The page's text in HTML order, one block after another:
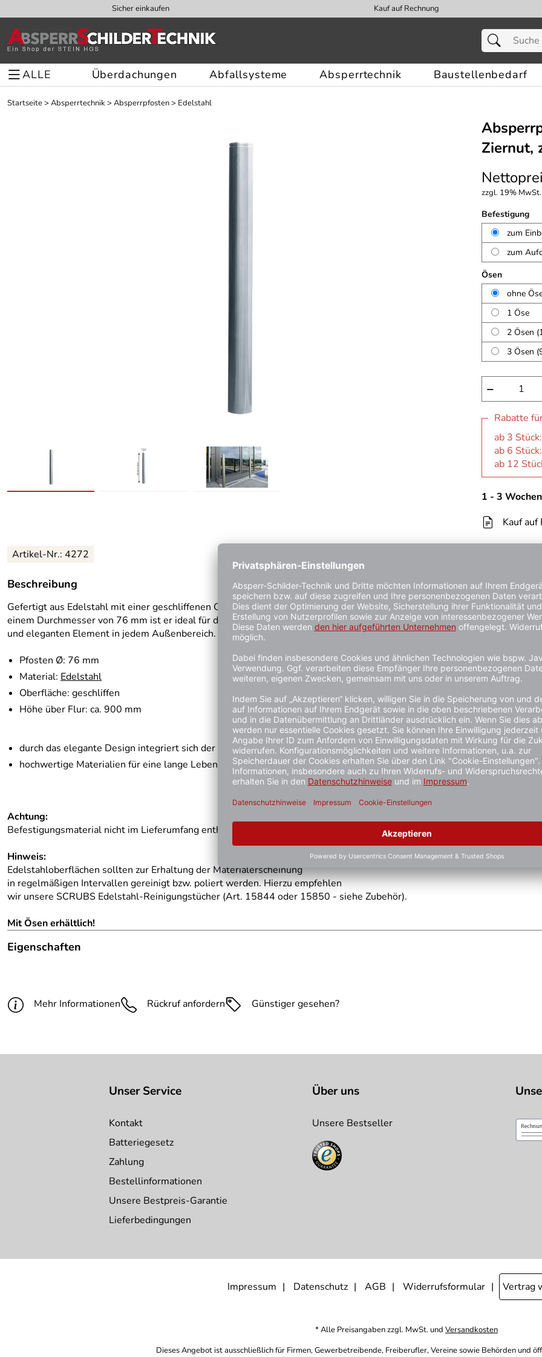
Sicher einkaufen Kauf auf Rechnung
ALLE Überdachungen Abfallsysteme Absperrtechnik Baustellenbedarf
Startseite> Absperrtechnik > Absperrpfosten> Edelstahl
Ziernut,
zzgl. 19%
Befestigung
zum
zum
Ösen
ohne
1 Öse
2 Ösen
3 Ösen
−
Rabatte
ab 3
ab 6
ab 12
1 - 3 Wochen
Kauf auf
Artikel-Nr.: 4272
Beschreibung
Gefertigt aus Edelstahl mit einer geschliffenen Oberfläche, ist dieser Pfosten nicht nur robust und langlebig, sondern
einem Durchmesser von 76 mm ist er ideal für die Abgrenzung von Bereichen und die Sicherung von Wegen. Die
und eleganten Element in jedem Außenbereich.
Pfosten Ø: 76 mm
Material: Edelstahl
Oberfläche: geschliffen
Höhe über Flur: ca. 900 mm
durch das elegante Design integriert sich der Absperrpfosten unauffällig in die Umgebung
hochwertige Materialien für eine lange Lebensdauer
Achtung:
Befestigungsmaterial nicht im Lieferumfang enthalten- bitte separat bestellen.
Hinweis:
Edelstahloberflächen sollten zur Erhaltung der Materialerscheinung
in regelmäßigen Intervallen gereinigt bzw. poliert werden. Hierzu empfehlen
wir unsere SCRUBS Edelstahl-Reinigungstücher (Art. 15844 oder 15850 - siehe Zubehör).
Mit Ösen erhältlich!
Eigenschaften
Befestigung:
zum Einbetonieren
Mehr Informationen Rückruf anfordern Günstiger gesehen?
Unser Service
Kontakt
Batteriegesetz
Zahlung
Bestellinformationen
Unsere Bestpreis-Garantie
Lieferbedingungen
Über uns
Unsere Bestseller
Impressum Datenschutz AGB Widerrufsformular Vertrag
* Alle Preisangaben zzgl. MwSt. und Versandkosten
Dieses Angebot ist ausschließlich für Firmen, Gewerbetreibende, Freiberufler, Vereine sowie Behörden und